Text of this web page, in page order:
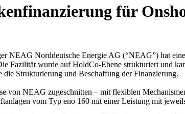
für
NEAG Norddeutsche Energie AG (“NEAG”) hat
Fazilität wurde auf HoldCo-Ebene strukturiert und
Strukturierung und Beschaffung der Finanzierung.
von NEAG zugeschnitten – mit flexiblen
vom Typ eno 160 mit einer Leistung mit